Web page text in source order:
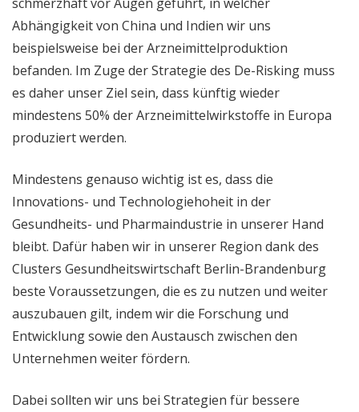
Abhängigkeit von China und Indien wir uns
beispielsweise bei der Arzneimittelproduktion
befanden. Im Zuge der Strategie des De-Risking muss
es daher unser Ziel sein, dass künftig wieder
mindestens 50% der Arzneimittelwirkstoffe in Europa
produziert werden.
Mindestens genauso wichtig ist es, dass die
Innovations- und Technologiehoheit in der
Gesundheits- und Pharmaindustrie in unserer Hand
bleibt. Dafür haben wir in unserer Region dank des
Clusters Gesundheitswirtschaft Berlin-Brandenburg
beste Voraussetzungen, die es zu nutzen und weiter
auszubauen gilt, indem wir die Forschung und
Entwicklung sowie den Austausch zwischen den
Unternehmen weiter fördern.
Dabei sollten wir uns bei Strategien für bessere